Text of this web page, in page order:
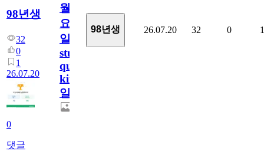
98년생
32
0
1
26.07.20
0
댓글
월
요
일/English
study
quiz
king762
일
98년생 26.07.20 32 0 1